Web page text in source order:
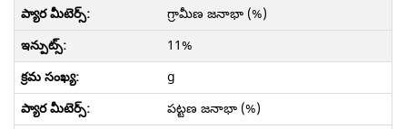
గ్రామీణ జనాభా (%)
11%
g
పట్టణ జనాభా (%)